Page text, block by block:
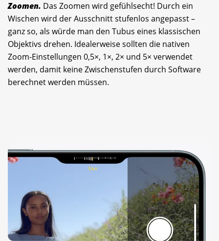
Zoomen. Das Zoomen wird gefühlsecht! Durch ein
Wischen wird der Ausschnitt stufenlos angepasst –
ganz so, als würde man den Tubus eines klassischen
Objektivs drehen. Idealerweise sollten die nativen
Zoom-Einstellungen 0,5×, 1×, 2× und 5× verwendet
werden, damit keine Zwischenstufen durch Software
berechnet werden müssen.